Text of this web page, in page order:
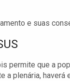
e suas
permite que a
a plenária,